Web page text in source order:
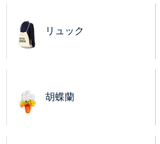
リュック
胡蝶蘭